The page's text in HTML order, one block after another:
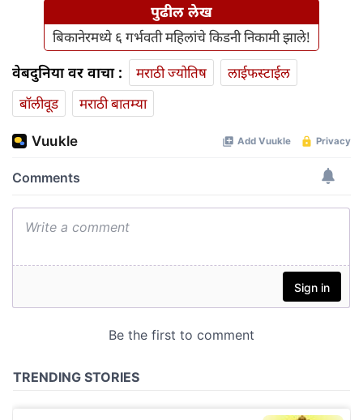
पुढील लेख
बिकानेरमध्ये ६ गर्भवती महिलांचे किडनी निकामी झाले!
वेबदुनिया वर वाचा : मराठी ज्योतिष
लाईफस्टाईल
बॉलीवूड
मराठी बातम्या